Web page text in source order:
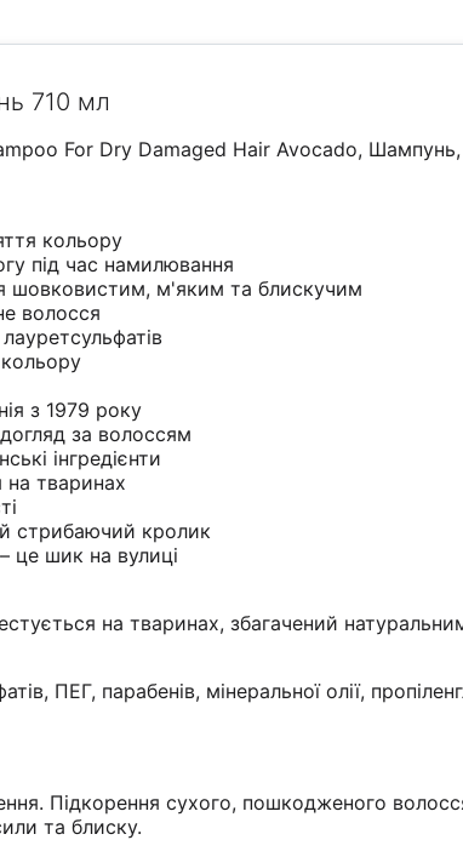
710 мл
For Dry Damaged Hair Avocado,
кольору
під час намилювання
шовковистим, м'яким та блискучим
волосся
з 1979 року
за волоссям
інгредієнти
на тваринах
стрибаючий кролик
це шик на вулиці
на тваринах, збагачений
ПЕГ, парабенів, мінеральної олії,
Підкорення сухого, пошкодженого
та блиску.